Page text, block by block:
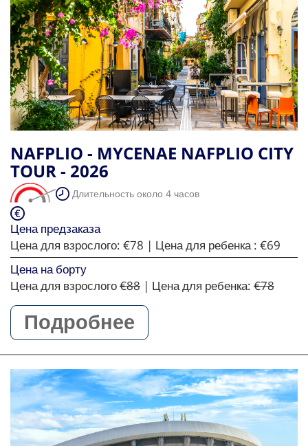
NAFPLIO - MYCENAE NAFPLIO CITY
TOUR - 2026
Длительность около 4 часов
Цена предзаказа
Цена для взрослого: €78 | Цена для ребенка : €69
Цена на борту
Цена для взрослого€88 | Цена для ребенка: €78
Подробнее